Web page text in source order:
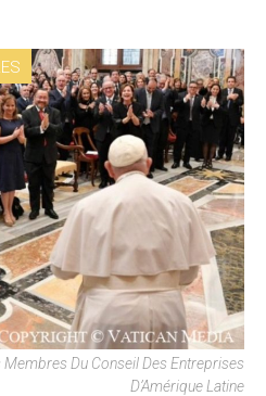
Membres Du Conseil Des Entreprises
D’Amérique Latine